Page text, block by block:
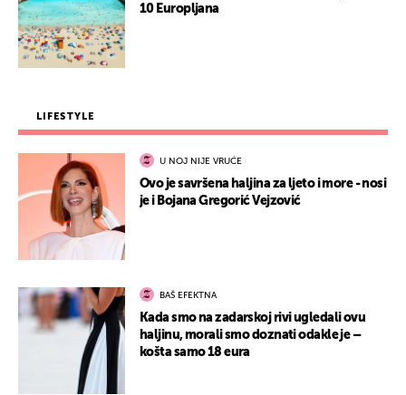
10 Europljana
LIFESTYLE
U NOJ NIJE VRUĆE
Ovo je savršena haljina za ljeto i more - nosi
je i Bojana Gregorić Vejzović
BAŠ EFEKTNA
Kada smo na zadarskoj rivi ugledali ovu
haljinu, morali smo doznati odakle je –
košta samo 18 eura